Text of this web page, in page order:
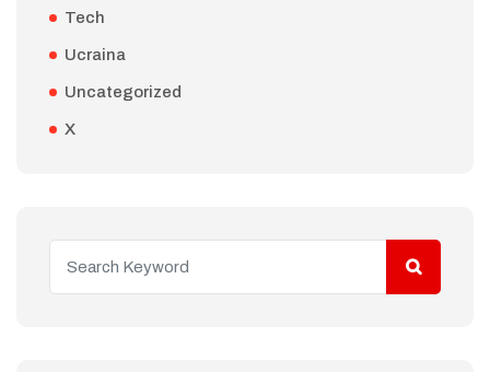
Tech
Ucraina
Uncategorized
X